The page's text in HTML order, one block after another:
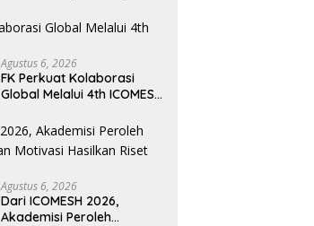
Agustus 6, 2026
FK Perkuat Kolaborasi
Global Melalui 4th ICOMESH
Agustus 6, 2026
Dari ICOMESH 2026,
Akademisi Peroleh